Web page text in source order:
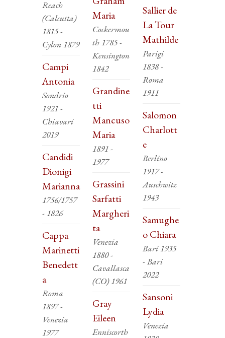
Reach
(Calcutta)
1815 -
Cylon 1879
Campi
Antonia
Sondrio
1921 -
Chiavari
2019
Candidi
Dionigi
Marianna
1756/1757
- 1826
Cappa
Marinetti
Benedett
a
Roma
1897 -
Venezia
1977
Maria
Cockermou
th 1785 -
Kensington
1842
Grandine
tti
Mancuso
Maria
1891 -
1977
Grassini
Sarfatti
Margheri
ta
Venezia
1880 -
Cavallasca
(CO) 1961
Gray
Eileen
Enniscorth
Sallier de
La Tour
Mathilde
Parigi
1838 -
Roma
1911
Salomon
Charlott
e
Berlino
1917 -
Auschwitz
1943
Samughe
o Chiara
Bari 1935
- Bari
2022
Sansoni
Lydia
Venezia